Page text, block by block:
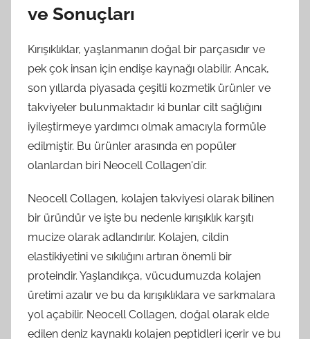
ve Sonuçları
Kırışıklıklar, yaşlanmanın doğal bir parçasıdır ve
pek çok insan için endişe kaynağı olabilir. Ancak,
son yıllarda piyasada çeşitli kozmetik ürünler ve
takviyeler bulunmaktadır ki bunlar cilt sağlığını
iyileştirmeye yardımcı olmak amacıyla formüle
edilmiştir. Bu ürünler arasında en popüler
olanlardan biri Neocell Collagen'dir.
Neocell Collagen, kolajen takviyesi olarak bilinen
bir üründür ve işte bu nedenle kırışıklık karşıtı
mucize olarak adlandırılır. Kolajen, cildin
elastikiyetini ve sıkılığını artıran önemli bir
proteindir. Yaşlandıkça, vücudumuzda kolajen
üretimi azalır ve bu da kırışıklıklara ve sarkmalara
yol açabilir. Neocell Collagen, doğal olarak elde
edilen deniz kaynaklı kolajen peptidleri içerir ve bu